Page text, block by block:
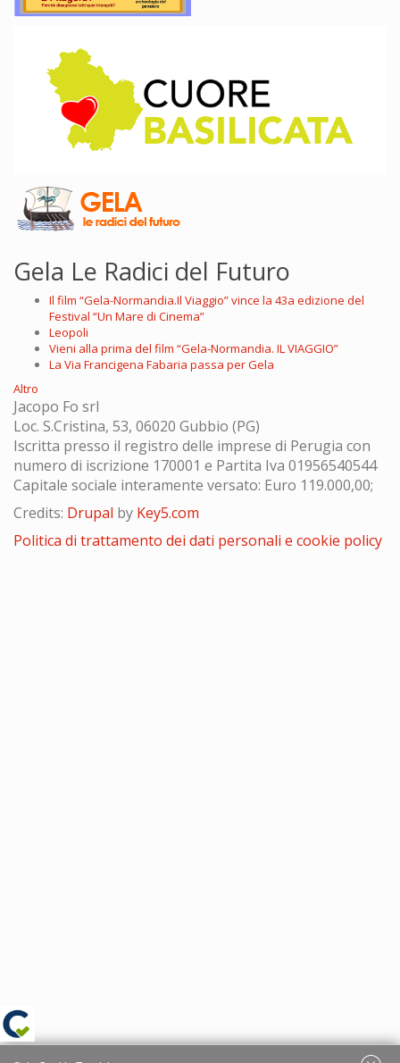
Gela Le Radici del Futuro
Il film “Gela-Normandia.Il Viaggio” vince la 43a edizione del
Festival “Un Mare di Cinema”
Leopoli
Vieni alla prima del film “Gela-Normandia. IL VIAGGIO”
La Via Francigena Fabaria passa per Gela
Altro
Jacopo Fo srl
Loc. S.Cristina, 53, 06020 Gubbio (PG)
Iscritta presso il registro delle imprese di Perugia con
numero di iscrizione 170001 e Partita Iva 01956540544
Capitale sociale interamente versato: Euro 119.000,00;
Credits: Drupal by Key5.com
Politica di trattamento dei dati personali e cookie policy